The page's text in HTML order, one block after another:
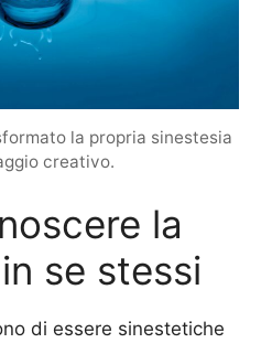
la propria sinestesia
creativo.
la
se stessi
di essere sinestetiche